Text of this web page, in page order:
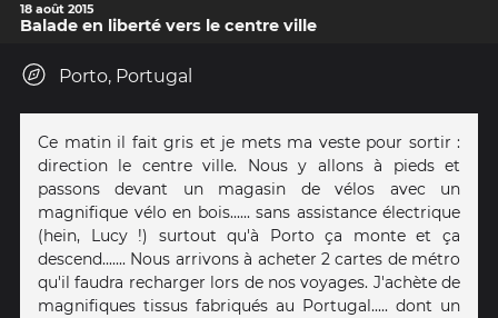
18 août 2015
Balade en liberté vers le centre ville
Porto, Portugal
Ce matin il fait gris et je mets ma veste pour sortir :
direction le centre ville. Nous y allons à pieds et
passons devant un magasin de vélos avec un
magnifique vélo en bois...... sans assistance électrique
(hein, Lucy !) surtout qu'à Porto ça monte et ça
descend....... Nous arrivons à acheter 2 cartes de métro
qu'il faudra recharger lors de nos voyages. J'achète de
magnifiques tissus fabriqués au Portugal..... dont un